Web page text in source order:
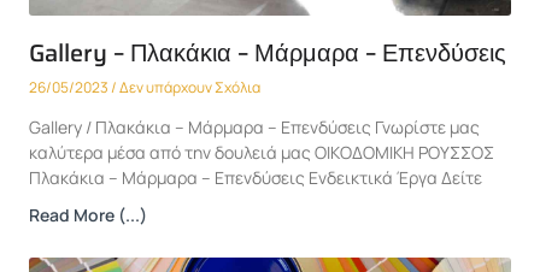
Gallery – Πλακάκια – Μάρμαρα – Επενδύσεις
26/05/2023 Δεν υπάρχουν Σχόλια
Gallery / Πλακάκια – Μάρμαρα – Επενδύσεις Γνωρίστε μας
καλύτερα μέσα από την δουλειά μας ΟΙΚΟΔΟΜΙΚΗ ΡΟΥΣΣΟΣ
Πλακάκια – Μάρμαρα – Επενδύσεις Ενδεικτικά Έργα Δείτε
Read More (...)